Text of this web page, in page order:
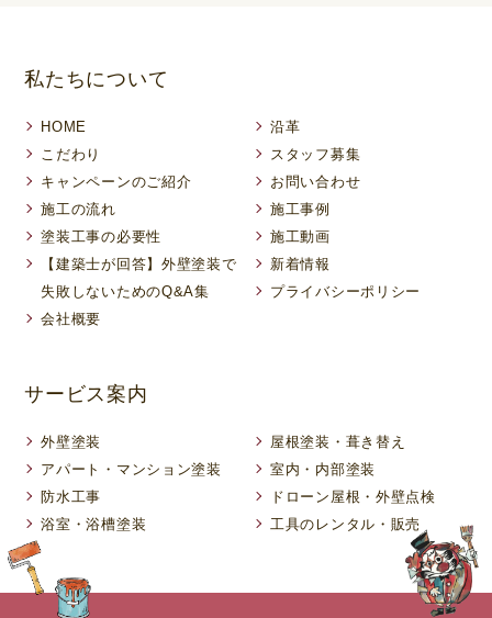
私たちについて
HOME
こだわり
キャンペーンのご紹介
施工の流れ
塗装工事の必要性
【建築士が回答】外壁塗装で
失敗しないためのQ&A集
会社概要
沿革
スタッフ募集
お問い合わせ
施工事例
施工動画
新着情報
プライバシーポリシー
サービス案内
外壁塗装
アパート・マンション塗装
防水工事
浴室・浴槽塗装
屋根塗装・葺き替え
室内・内部塗装
ドローン屋根・外壁点検
工具のレンタル・販売